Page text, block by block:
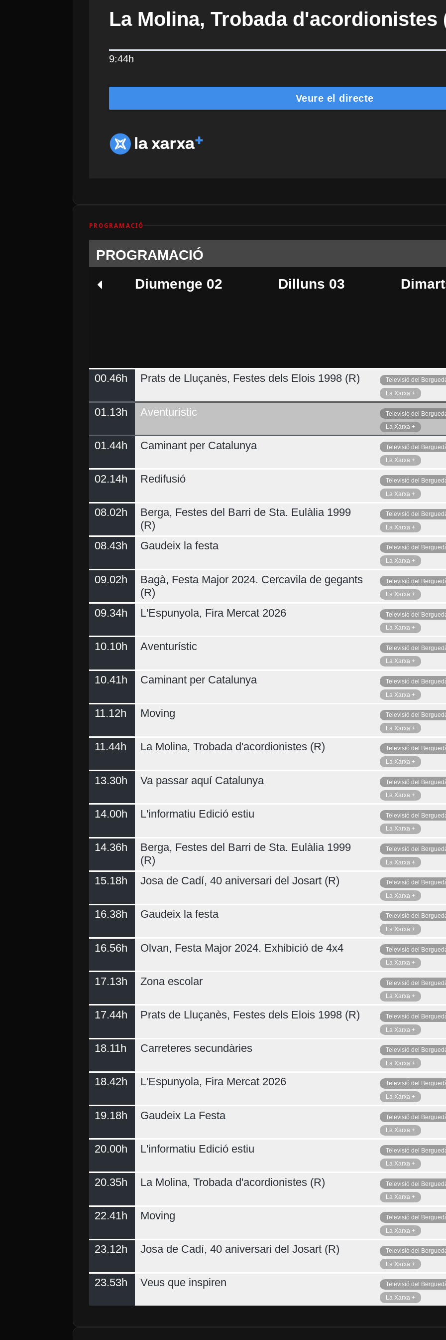
La Molina, Trobada d'acordionistes
9:44h
Veure el directe
PROGRAMACIÓ
PROGRAMACIÓ
Diumenge 02
Dilluns 03
Dimecres 05 Dijous 06 Ahir
Demà
00.46h Prats de Lluçanès, Festes dels Elois 1998 (R)
Televisió del
La Xarxa +
01.13h Aventurístic
Televisió del
La Xarxa +
01.44h Caminant per Catalunya
Televisió del
La Xarxa +
02.14h Redifusió
Televisió del
La Xarxa +
08.02h
Berga, Festes del Barri de Sta. Eulàlia 1999
(R)
Televisió del
La Xarxa +
08.43h Gaudeix la festa
Televisió del
La Xarxa +
09.02h
Bagà, Festa Major 2024. Cercavila de gegants
(R)
Televisió del
La Xarxa +
09.34h L'Espunyola, Fira Mercat 2026
Televisió del
La Xarxa +
10.10h Aventurístic
Televisió del
La Xarxa +
10.41h Caminant per Catalunya
Televisió del
La Xarxa +
11.12h Moving
Televisió del
La Xarxa +
11.44h La Molina, Trobada d'acordionistes (R)
Televisió del
La Xarxa +
13.30h Va passar aquí Catalunya
Televisió del
La Xarxa +
14.00h L'informatiu Edició estiu
Televisió del
La Xarxa +
14.36h
Berga, Festes del Barri de Sta. Eulàlia 1999
(R)
Televisió del
La Xarxa +
15.18h Josa de Cadí, 40 aniversari del Josart (R)
Televisió del
La Xarxa +
16.38h Gaudeix la festa
Televisió del
La Xarxa +
16.56h Olvan, Festa Major 2024. Exhibició de 4x4
Televisió del
La Xarxa +
17.13h Zona escolar
Televisió del
La Xarxa +
17.44h Prats de Lluçanès, Festes dels Elois 1998 (R)
Televisió del
La Xarxa +
18.11h Carreteres secundàries
Televisió del
La Xarxa +
18.42h L'Espunyola, Fira Mercat 2026
Televisió del
La Xarxa +
19.18h Gaudeix La Festa
Televisió del
La Xarxa +
20.00h L'informatiu Edició estiu
Televisió del
La Xarxa +
20.35h La Molina, Trobada d'acordionistes (R)
Televisió del
La Xarxa +
22.41h Moving
Televisió del
La Xarxa +
23.12h Josa de Cadí, 40 aniversari del Josart (R)
Televisió del
La Xarxa +
23.53h Veus que inspiren
Televisió del
La Xarxa +